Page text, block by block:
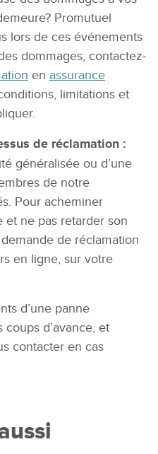
Promutuel
lors de ces événements
dommages, contactez-
en assurance
limitations et
de réclamation :
généralisée ou d’une
de notre
Pour acheminer
et ne pas retarder son
de réclamation
en ligne, sur votre
d’une panne
d’avance, et
contacter en cas